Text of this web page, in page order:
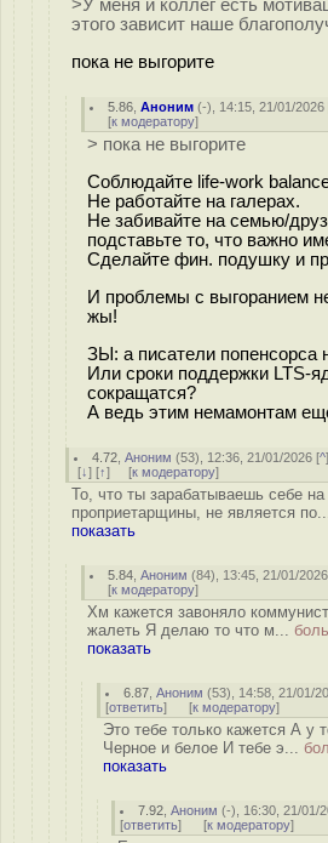
>У меня и коллег есть
этого зависит наше
пока не выгорите
5.86 ,Аноним (-), 14:15, 21/01/2026
[к модератору]
> пока не выгорите
Соблюдайте life-work
Не работайте на галерах.
Не забивайте на семью/
подставьте то, что важно
Сделайте фин. подушку и
И проблемы с выгоранием
жы!
ЗЫ: а писатели попенсорса
Или сроки поддержки LTS-
сокращатся?
А ведь этим немамонтам
4.72 ,Аноним (53), 12:36, 21/01/2026 [^
[↓] [↑] [к модератору]
То, что ты зарабатываешь себе
проприетарщины, не является
показать
5.84 ,Аноним (84), 13:45, 21/01/
[к модератору]
Хм кажется завоняло
жалеть Я делаю то что м...
показать
6.87 ,Аноним (53), 14:58, 21/01/
[ответить] [к модератору]
Это тебе только кажется А у
Черное и белое И тебе э...
показать
7.92 ,Аноним (-), 16:30, 21/01/
[ответить] [к модератору]